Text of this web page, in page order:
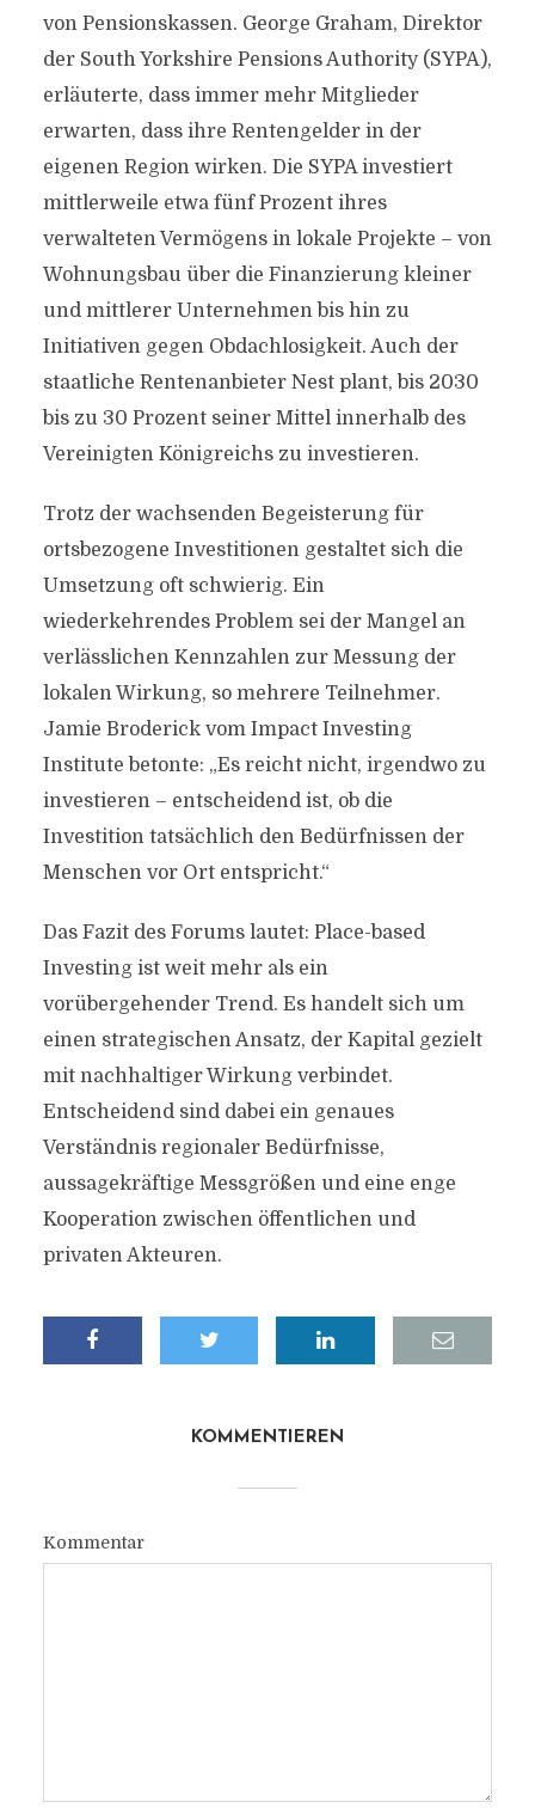
von Pensionskassen. George Graham, Direktor
der South Yorkshire Pensions Authority (SYPA),
erläuterte, dass immer mehr Mitglieder
erwarten, dass ihre Rentengelder in der
eigenen Region wirken. Die SYPA investiert
mittlerweile etwa fünf Prozent ihres
verwalteten Vermögens in lokale Projekte – von
Wohnungsbau über die Finanzierung kleiner
und mittlerer Unternehmen bis hin zu
Initiativen gegen Obdachlosigkeit. Auch der
staatliche Rentenanbieter Nest plant, bis 2030
bis zu 30 Prozent seiner Mittel innerhalb des
Vereinigten Königreichs zu investieren.
Trotz der wachsenden Begeisterung für
ortsbezogene Investitionen gestaltet sich die
Umsetzung oft schwierig. Ein
wiederkehrendes Problem sei der Mangel an
verlässlichen Kennzahlen zur Messung der
lokalen Wirkung, so mehrere Teilnehmer.
Jamie Broderick vom Impact Investing
Institute betonte: „Es reicht nicht, irgendwo zu
investieren – entscheidend ist, ob die
Investition tatsächlich den Bedürfnissen der
Menschen vor Ort entspricht.“
Das Fazit des Forums lautet: Place-based
Investing ist weit mehr als ein
vorübergehender Trend. Es handelt sich um
einen strategischen Ansatz, der Kapital gezielt
mit nachhaltiger Wirkung verbindet.
Entscheidend sind dabei ein genaues
Verständnis regionaler Bedürfnisse,
aussagekräftige Messgrößen und eine enge
Kooperation zwischen öffentlichen und
privaten Akteuren.
KOMMENTIEREN
Kommentar